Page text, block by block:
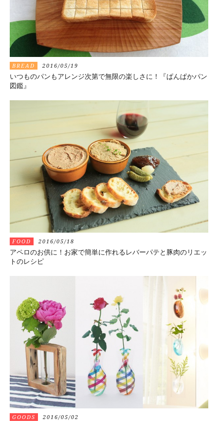
BREAD 2016/05/19
いつものパンもアレンジ次第で無限の楽しさに！『ぱんぱかパン
図鑑』
FOOD 2016/05/18
アペロのお供に！お家で簡単に作れるレバーパテと豚肉のリエッ
トのレシピ
GOODS 2016/05/02